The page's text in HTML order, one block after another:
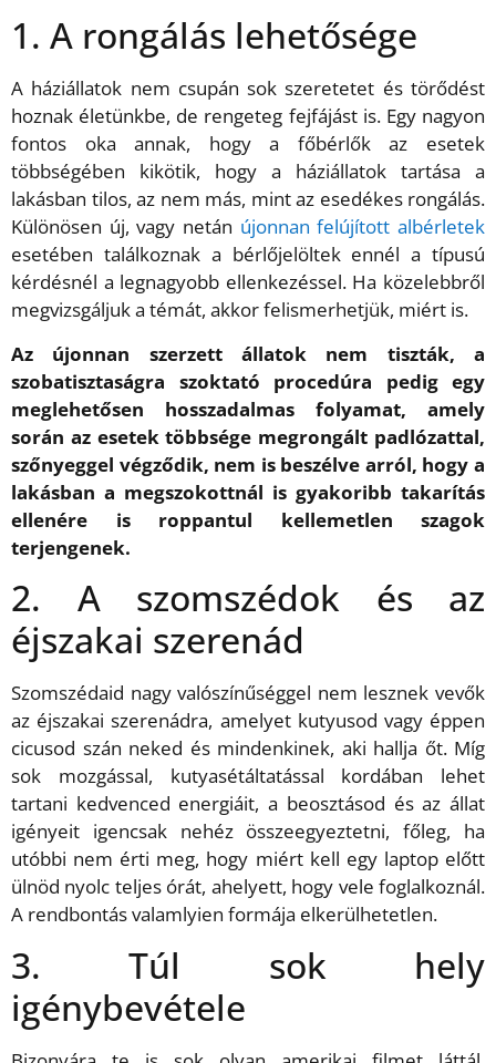
1. A rongálás lehetősége
A háziállatok nem csupán sok szeretetet és törődést
hoznak életünkbe, de rengeteg fejfájást is. Egy nagyon
fontos oka annak, hogy a főbérlők az esetek
többségében kikötik, hogy a háziállatok tartása a
lakásban tilos, az nem más, mint az esedékes rongálás.
Különösen új, vagy netán újonnan felújított albérletek
esetében találkoznak a bérlőjelöltek ennél a típusú
kérdésnél a legnagyobb ellenkezéssel. Ha közelebbről
megvizsgáljuk a témát, akkor felismerhetjük, miért is.
Az újonnan szerzett állatok nem tiszták, a
szobatisztaságra szoktató procedúra pedig egy
meglehetősen hosszadalmas folyamat, amely
során az esetek többsége megrongált padlózattal,
szőnyeggel végződik, nem is beszélve arról, hogy a
lakásban a megszokottnál is gyakoribb takarítás
ellenére is roppantul kellemetlen szagok
terjengenek.
2. A szomszédok és az
éjszakai szerenád
Szomszédaid nagy valószínűséggel nem lesznek vevők
az éjszakai szerenádra, amelyet kutyusod vagy éppen
cicusod szán neked és mindenkinek, aki hallja őt. Míg
sok mozgással, kutyasétáltatással kordában lehet
tartani kedvenced energiáit, a beosztásod és az állat
igényeit igencsak nehéz összeegyeztetni, főleg, ha
utóbbi nem érti meg, hogy miért kell egy laptop előtt
ülnöd nyolc teljes órát, ahelyett, hogy vele foglalkoznál.
A rendbontás valamlyien formája elkerülhetetlen.
3. Túl sok hely
igénybevétele